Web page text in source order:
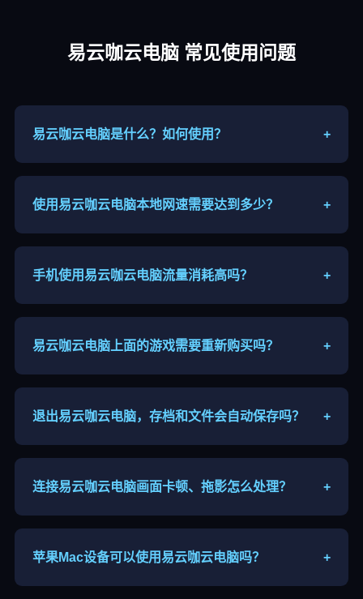
易云咖云电脑 常见使用问题
易云咖云电脑是什么？如何使用？
+
连接高性能远程主机，手机、平板、电脑都能接入使
用。
使用易云咖云电脑本地网速需要达到多少？
+
使用5G频段WiFi，网络环境越好画面越流畅。
手机使用易云咖云电脑流量消耗高吗？
+
游玩建议连接WiFi，户外慎用移动流量。
易云咖云电脑上面的游戏需要重新购买吗？
+
号，已购买游戏直接登录即可游玩。
退出易云咖云电脑，存档和文件会自动保存吗？
+
自行网盘备份导出。
连接易云咖云电脑画面卡顿、拖影怎么处理？
+
软件，优先使用5G WiFi。
苹果Mac设备可以使用易云咖云电脑吗？
+